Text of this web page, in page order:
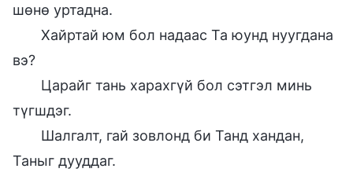
шөнө уртадна.
Хайртай юм бол надаас Та юунд нуугдана
вэ?
Царайг тань харахгүй бол сэтгэл минь
түгшдэг.
Шалгалт, гай зовлонд би Танд хандан,
Таныг дууддаг.